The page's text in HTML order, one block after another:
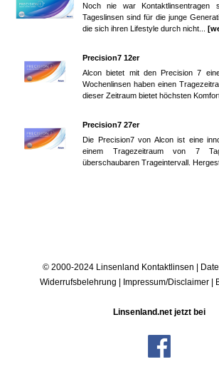
Noch nie war Kontaktlinsentragen
Tageslinsen sind für die junge
die sich ihren Lifestyle durch nicht...
Precision7 12er
Alcon bietet mit den Precision 7
Wochenlinsen haben einen
dieser Zeitraum bietet höchsten
Precision7 27er
Die Precision7 von Alcon ist eine
einem Tragezeitraum von 7
überschaubaren Trageintervall.
© 2000-2024 Linsenland Kontaktlinsen |
Widerrufsbelehrung | Impressum/Disclaimer |
Linsenland.net jetzt bei